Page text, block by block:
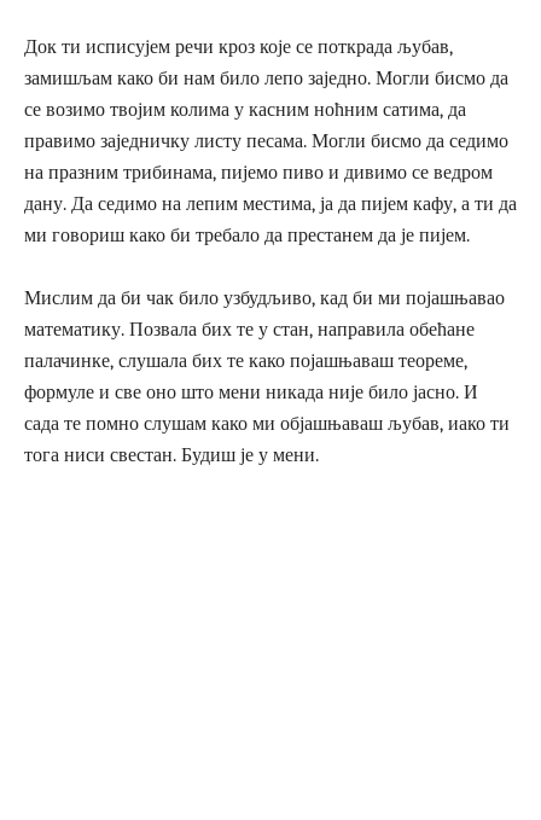
Док ти исписујем речи кроз које се поткрада љубав,
замишљам како би нам било лепо заједно. Могли бисмо да
се возимо твојим колима у касним ноћним сатима, да
правимо заједничку листу песама. Могли бисмо да седимо
на празним трибинама, пијемо пиво и дивимо се ведром
дану. Да седимо на лепим местима, ја да пијем кафу, а ти да
ми говориш како би требало да престанем да је пијем.
Мислим да би чак било узбудљиво, кад би ми појашњавао
математику. Позвала бих те у стан, направила обећане
палачинке, слушала бих те како појашњаваш теореме,
формуле и све оно што мени никада није било јасно. И
сада те помно слушам како ми објашњаваш љубав, иако ти
тога ниси свестан. Будиш је у мени.